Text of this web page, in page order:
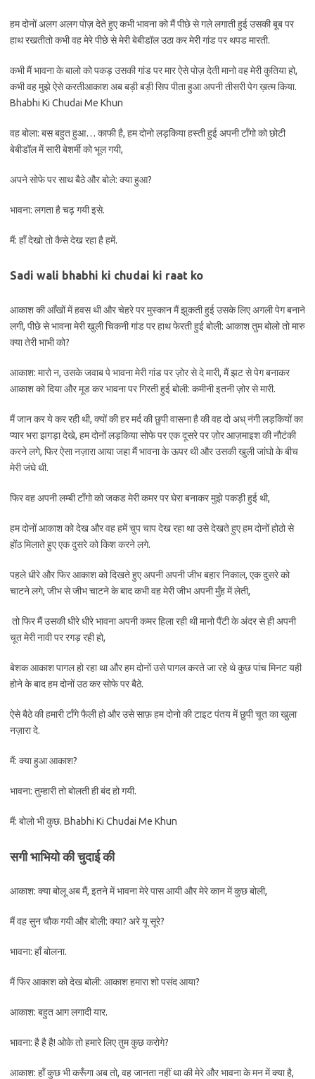
हम दोनों अलग अलग पोज़ देते हुए कभी भावना को मैं पीछे से गले लगाती हुई उसकी बूब पर
हाथ रखतीतो कभी वह मेरे पीछे से मेरी बेबीडॉल उठा कर मेरी गांड पर थपड मारती.
कभी मैं भावना के बालो को पकड़ उसकी गांड पर मार ऐसे पोज़ देती मानो वह मेरी कुतिया हो,
कभी वह मुझे ऐसे करतीआकाश अब बड़ी बड़ी सिप पीता हुआ अपनी तीसरी पेग ख़त्म किया.
Bhabhi Ki Chudai Me Khun
वह बोला: बस बहुत हुआ… काफी है, हम दोनो लड़किया हस्ती हुई अपनी टाँगो को छोटी
बेबीडॉल में सारी बेशर्मी को भूल गयी,
अपने सोफे पर साथ बैठे और बोले: क्या हुआ?
भावना: लगता है चढ़ गयी इसे.
मैं: हाँ देखो तो कैसे देख रहा है हमें.
Sadi wali bhabhi ki chudai ki raat ko
आकाश की आँखों में हवस थी और चेहरे पर मुस्कान मैं झुकती हुई उसके लिए अगली पेग बनाने
लगी, पीछे से भावना मेरी खुली चिकनी गांड पर हाथ फेरती हुई बोली: आकाश तुम बोलो तो मारु
क्या तेरी भाभी को?
आकाश: मारो न, उसके जवाब पे भावना मेरी गांड पर ज़ोर से दे मारी, मैं झट से पेग बनाकर
आकाश को दिया और मूड कर भावना पर गिरती हुई बोली: कमीनी इतनी ज़ोर से मारी.
मैं जान कर ये कर रही थी, क्यों की हर मर्द की छुपी वासना है की वह दो अध् नंगी लड़कियों का
प्यार भरा झगड़ा देखे, हम दोनों लड़किया सोफे पर एक दूसरे पर ज़ोर आज़माइश की नौटंकी
करने लगे, फिर ऐसा नज़ारा आया जहा मैं भावना के ऊपर थी और उसकी खुली जांघो के बीच
मेरी जंघे थी.
फिर वह अपनी लम्बी टाँगो को जकड मेरी कमर पर घेरा बनाकर मुझे पकड़ी हुई थी,
हम दोनों आकाश को देख और वह हमें चुप चाप देख रहा था उसे देखते हुए हम दोनों होठो से
होंठ मिलाते हुए एक दुसरे को किश करने लगे.
पहले धीरे और फिर आकाश को दिखते हुए अपनी अपनी जीभ बहार निकाल, एक दुसरे को
चाटने लगे, जीभ से जीभ चाटने के बाद कभी वह मेरी जीभ अपनी मुँह में लेती,
तो फिर मैं उसकी धीरे धीरे भावना अपनी कमर हिला रही थी मानो पैंटी के अंदर से ही अपनी
चूत मेरी नावी पर रगड़ रही हो,
बेशक आकाश पागल हो रहा था और हम दोनों उसे पागल करते जा रहे थे कुछ पांच मिनट यही
होने के बाद हम दोनों उठ कर सोफे पर बैठे.
ऐसे बैठे की हमारी टाँगे फैली हो और उसे साफ़ हम दोनो की टाइट पंतय में छुपी चूत का खुला
नज़ारा दे.
मैं: क्या हुआ आकाश?
भावना: तुम्हारी तो बोलती ही बंद हो गयी.
मैं: बोलो भी कुछ. Bhabhi Ki Chudai Me Khun
सगी भाभियो की चुदाई की
आकाश: क्या बोलू अब मैं, इतने में भावना मेरे पास आयी और मेरे कान में कुछ बोली,
मैं वह सुन चौक गयी और बोली: क्या? अरे यू सूरे?
भावना: हाँ बोलना.
मैं फिर आकाश को देख बोली: आकाश हमारा शो पसंद आया?
आकाश: बहुत आग लगादी यार.
भावना: है है है! ओके तो हमारे लिए तुम कुछ करोगे?
आकाश: हाँ कुछ भी करूँगा अब तो, वह जानता नहीं था की मेरे और भावना के मन में क्या है,